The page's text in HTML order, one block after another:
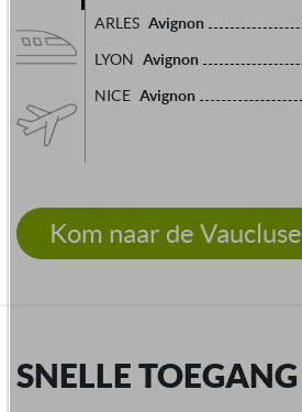
ARLES Avignon
LYON Avignon
NICE Avignon
Kom naar de Vaucluse
SNELLE TOEGANG